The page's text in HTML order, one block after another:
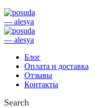
Блог
Оплата и доставка
Отзывы
Контакты
Search